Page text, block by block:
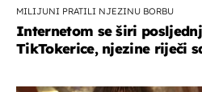
MILIJUNI PRATILI NJEZINU BORBU
Internetom se širi
TikTokerice, njezine riječi